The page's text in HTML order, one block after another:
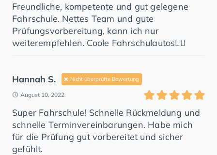
Freundliche, kompetente und gut gelegene
Fahrschule. Nettes Team und gute
Prüfungsvorbereitung, kann ich nur
weiterempfehlen. Coole Fahrschulautos👌🏼
Hannah S. Nicht überprüfte Bewertung
August 10, 2022
Super Fahrschule! Schnelle Rückmeldung und
schnelle Terminvereinbarungen. Habe mich
für die Prüfung gut vorbereitet und sicher
gefühlt.